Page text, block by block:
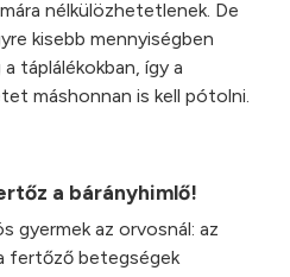
nélkülözhetetlenek. De
kisebb mennyiségben
táplálékokban, így a
máshonnan is kell pótolni.
a bárányhimlő!
gyermek az orvosnál: az
fertőző betegségek